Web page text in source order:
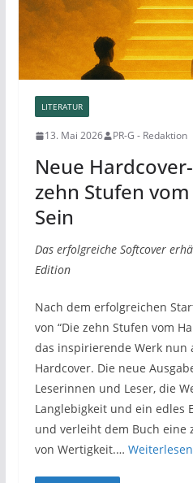
LITERATUR
13. Mai 2026 PR-G - Redaktion
Neue
zehn Stufen
Sein
Das erfolgreiche Softcover
Edition
Nach dem erfolgreichen
von “Die zehn Stufen vom
das inspirierende Werk nun
Hardcover. Die neue
Leserinnen und Leser, die
Langlebigkeit und ein edles
und verleiht dem Buch eine
von Wertigkeit.… Weiterlesen